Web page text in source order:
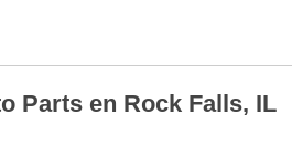
Parts en Rock Falls, IL